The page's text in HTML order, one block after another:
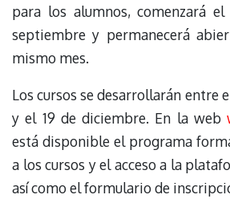
para los alumnos, comenzará
septiembre y permanecerá
mismo mes.
Los cursos se desarrollarán entre
y el 19 de diciembre. En la web
está disponible el programa
a los cursos y el acceso a la
así como el formulario de